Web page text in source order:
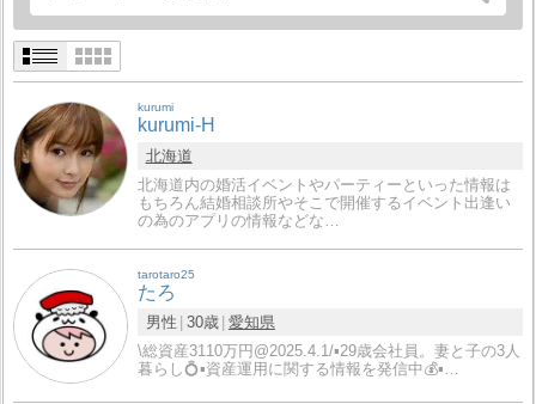
kurumi
kurumi-H
北海道
北海道内の婚活イベントやパーティーといった情報は
もちろん結婚相談所やそこで開催するイベント出逢い
の為のアプリの情報などな…
tarotaro25
たろ
男性 30歳 愛知県
\総資産3110万円@2025.4.1/▪️29歳会社員。妻と子の3人
暮らし💍▪️資産運用に関する情報を発信中💰▪…